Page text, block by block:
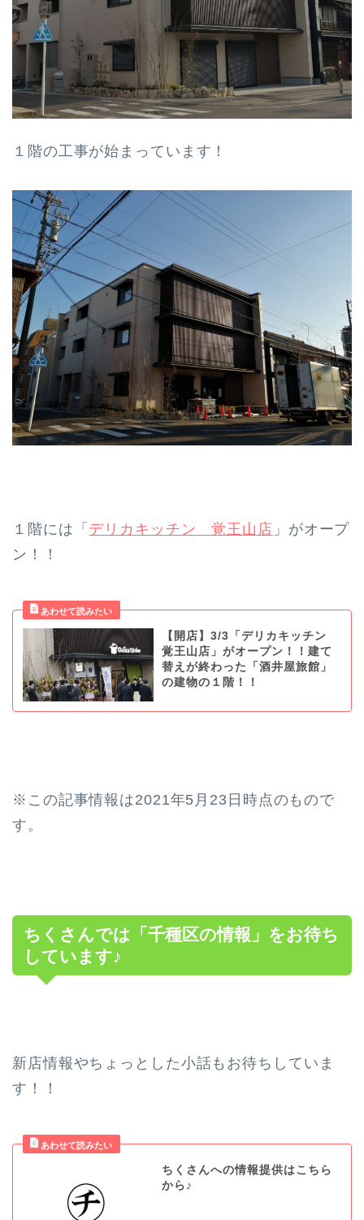
１階の工事が始まっています！
１階には「 デリカキッチン 覚王山店 」がオープ
ン！！
【開店】3/3「デリカキッチン
覚王山店」がオープン！！建て
替えが終わった「酒井屋旅館」
の建物の１階！！
※この記事情報は2021年5月23日時点のもので
す。
ちくさんでは「千種区の情報」をお待ち
しています♪
新店情報やちょっとした小話もお待ちしていま
す！！
ちくさんへの情報提供はこちら
から♪